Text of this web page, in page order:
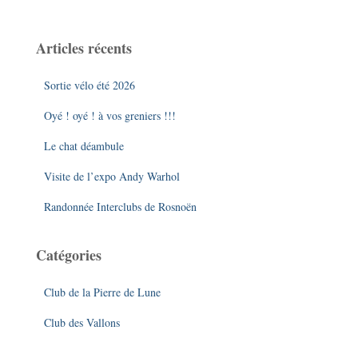
r
Articles récents
Sortie vélo été 2026
Oyé ! oyé ! à vos greniers !!!
Le chat déambule
Visite de l’expo Andy Warhol
Randonnée Interclubs de Rosnoën
Catégories
Club de la Pierre de Lune
Club des Vallons